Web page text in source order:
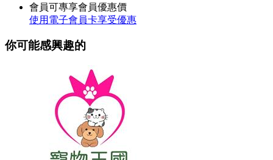
會員可專享會員優惠價
使用電子會員卡享受優惠
你可能感興趣的